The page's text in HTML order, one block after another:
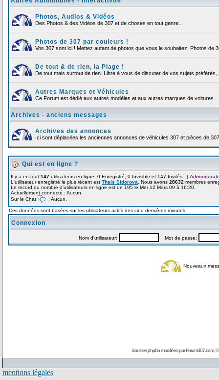
Photos, Audios & Vidéos
Des Photos & des Vidéos de 307 et de choses en tout genre...
Photos de 307 par couleurs !
Vos 307 sont ici ! Mettez autant de photos que vous le souhaitez. Photos de
De tout & de rien, la Plage !
De tout mais surtout de rien. Libre à vous de discuter de vos sujets
Autres Marques et Véhicules
Ce Forum est dédié aux autres modèles et aux autres marques de voitures.
Archives - anciens messages
Archives des annonces
Ici sont déplacées les anciennes annonces de véhicules 307 et pièces de 307
Qui est en ligne ?
Il y a en tout 147 utilisateurs en ligne, 0 Enregistré, 0 Invisible et 147 Invités [
L'utilisateur enregistré le plus récent est Thais Sidorova . Nous avons 28632 membres
Le record du nombre d'utilisateurs en ligne est de 195 le Mer 12 Mars 09 à 16:20.
Actuellement connecté : Aucun.
Sur le Chat
: Aucun.
Ces données sont basées sur les utilisateurs actifs des cinq dernières minutes
Connexion
Nom d'utilisateur: Mot de passe:
Nouveaux
Sources phpbb modifiées parForum307.com, ©
mentions légales